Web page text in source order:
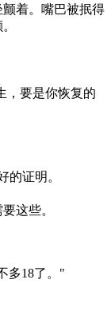
着。嘴巴被抿得
，要是你恢复的
的证明。
这些。
多18了。"